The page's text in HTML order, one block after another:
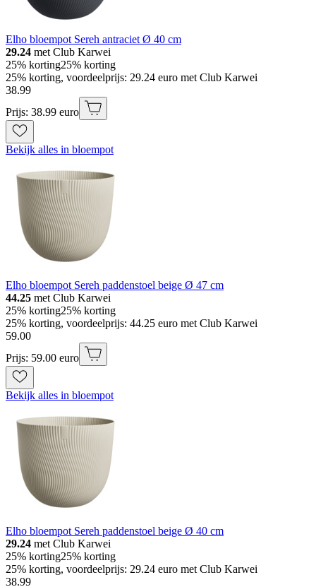
Elho bloempot Sereh antraciet Ø 40 cm
29.24 met Club Karwei
25% korting25% korting
25% korting, voordeelprijs: 29.24 euro met Club Karwei
38.99
Prijs: 38.99 euro
Bekijk alles in bloempot
Elho bloempot Sereh paddenstoel beige Ø 47 cm
44.25 met Club Karwei
25% korting25% korting
25% korting, voordeelprijs: 44.25 euro met Club Karwei
59.00
Prijs: 59.00 euro
Bekijk alles in bloempot
Elho bloempot Sereh paddenstoel beige Ø 40 cm
29.24 met Club Karwei
25% korting25% korting
25% korting, voordeelprijs: 29.24 euro met Club Karwei
38.99